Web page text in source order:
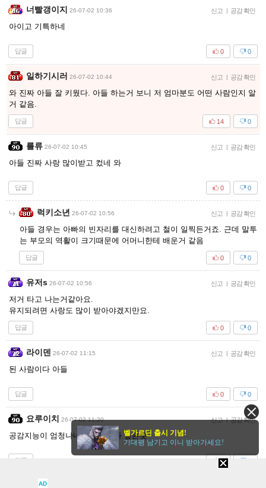
너빨갱이지 26-07-02 10:36 신고 | 공감 확인
아이고 기특하네
답글 0
0
일하기시러 26-07-02 10:44 신고 | 공감 확인
와 진짜 아들 잘 키웠다. 아들 하는거 보니 저 엄마분도 어떤 사람인지 알
거 같음.
답글 0
14
를류 26-07-02 10:45 신고 | 공감 확인
아들 진짜 사랑 많이받고 컸네 와
답글 0
0
럭키소년 26-07-02 10:56 신고 | 공감 확인
아들 경우는 아빠의 빈자리를 대신하려고 철이 일찍든거죠. 근데 말투
는 부모의 역활이 크기때문에 어머니한테 배운거 같음
답글 0
0
유저s 26-07-02 10:56 신고 | 공감 확인
저거 타고 나는거같아요.
유지되려면 사랑도 많이 받아야겠지만요.
답글 0
0
라이덴 26-07-02 11:15 신고 | 공감 확인
된 사람이다 아들
답글 0
0
요루이치 26-07-02 11:20 신고 | 공감 확인
공감지능이 엄청나네요 성인보다 높은듯
답글 0
상삼아
AD
벨가르딘 출시 기념!
기대평 남기고 이니 받아가세요!